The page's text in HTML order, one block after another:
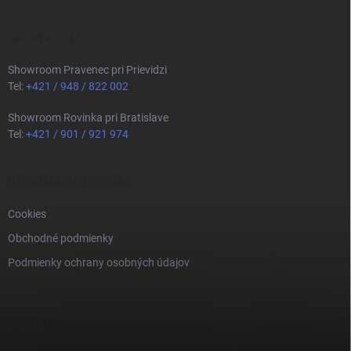
Showroom Pravenec pri Prievidzi
Tel:+421 / 948 / 822 002
Showroom Rovinka pri Bratislave
Tel:+421 / 901 / 921 974
Cookies
Obchodné podmienky
Podmienky ochrany osobných údajov